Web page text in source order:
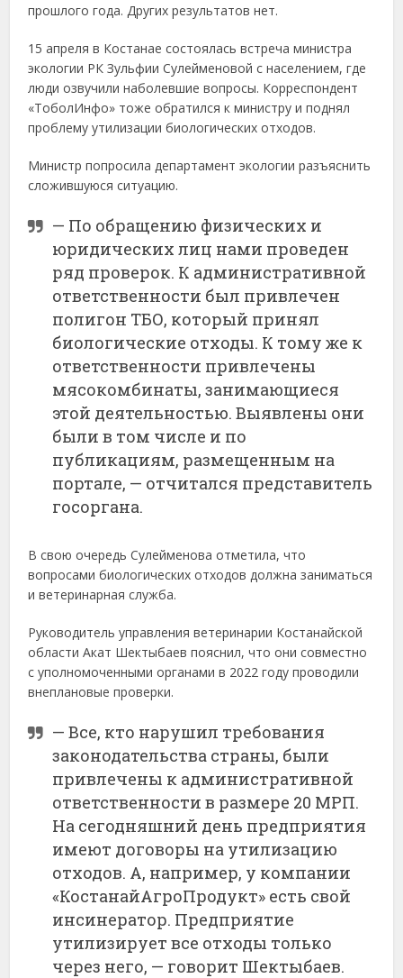
прошлого года. Других результатов нет.
15 апреля в Костанае состоялась встреча министра
экологии РК Зульфии Сулейменовой с населением, где
люди озвучили наболевшие вопросы. Корреспондент
«ТоболИнфо» тоже обратился к министру и поднял
проблему утилизации биологических отходов.
Министр попросила департамент экологии разъяснить
сложившуюся ситуацию.
— По обращению физических и
юридических лиц нами проведен
ряд проверок. К административной
ответственности был привлечен
полигон ТБО, который принял
биологические отходы. К тому же к
ответственности привлечены
мясокомбинаты, занимающиеся
этой деятельностью. Выявлены они
были в том числе и по
публикациям, размещенным на
портале, — отчитался представитель
госоргана.
В свою очередь Сулейменова отметила, что
вопросами биологических отходов должна заниматься
и ветеринарная служба.
Руководитель управления ветеринарии Костанайской
области Акат Шектыбаев пояснил, что они совместно
с уполномоченными органами в 2022 году проводили
внеплановые проверки.
— Все, кто нарушил требования
законодательства страны, были
привлечены к административной
ответственности в размере 20 МРП.
На сегодняшний день предприятия
имеют договоры на утилизацию
отходов. А, например, у компании
«КостанайАгроПродукт» есть свой
инсинератор. Предприятие
утилизирует все отходы только
через него, — говорит Шектыбаев.